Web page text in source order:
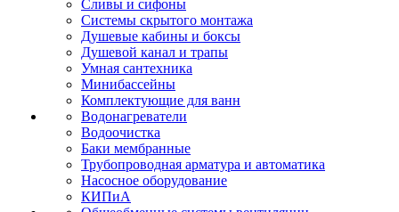
Сливы и сифоны
Системы скрытого монтажа
Душевые кабины и боксы
Душевой канал и трапы
Умная сантехника
Минибассейны
Комплектующие для ванн
Водонагреватели
Водоочистка
Баки мембранные
Трубопроводная арматура и автоматика
Насосное оборудование
КИПиА